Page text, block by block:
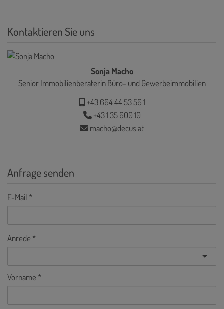
Kontaktieren Sie uns
Sonja Macho
Senior Immobilienberaterin Büro- und Gewerbeimmobilien
+43 664 44 53 56 1
+43 1 35 600 10
macho@decus.at
Anfrage senden
E-Mail
Anrede
Vorname